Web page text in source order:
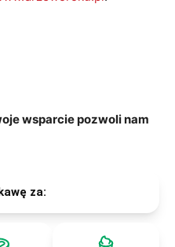
wsparcie pozwoli nam
za: